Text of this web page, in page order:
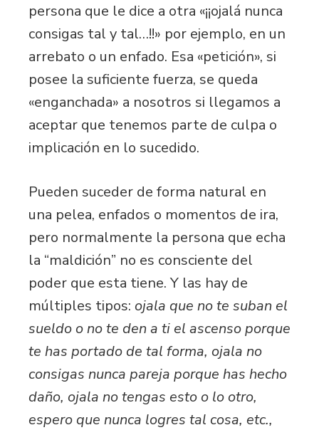
persona que le dice a otra «¡¡ojalá nunca
consigas tal y tal…!!» por ejemplo, en un
arrebato o un enfado. Esa «petición», si
posee la suficiente fuerza, se queda
«enganchada» a nosotros si llegamos a
aceptar que tenemos parte de culpa o
implicación en lo sucedido.
Pueden suceder de forma natural en
una pelea, enfados o momentos de ira,
pero normalmente la persona que echa
la “maldición” no es consciente del
poder que esta tiene. Y las hay de
múltiples tipos: ojala que no te suban el
sueldo o no te den a ti el ascenso porque
te has portado de tal forma, ojala no
consigas nunca pareja porque has hecho
daño, ojala no tengas esto o lo otro,
espero que nunca logres tal cosa, etc.,